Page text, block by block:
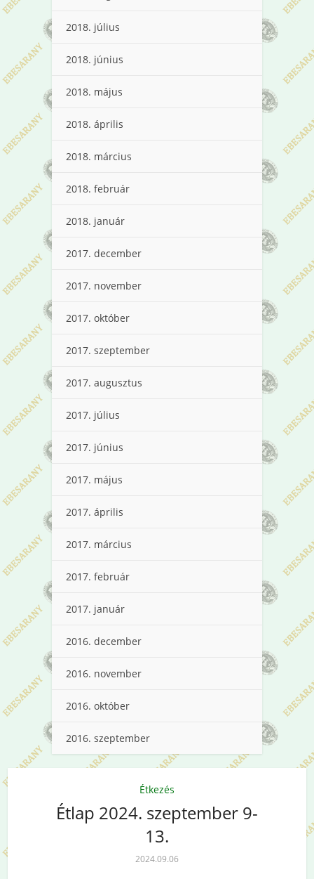
2018. július
2018. június
2018. május
2018. április
2018. március
2018. február
2018. január
2017. december
2017. november
2017. október
2017. szeptember
2017. augusztus
2017. július
2017. június
2017. május
2017. április
2017. március
2017. február
2017. január
2016. december
2016. november
2016. október
2016. szeptember
Étkezés
Étlap 2024. szeptember 9-
13.
2024.09.06